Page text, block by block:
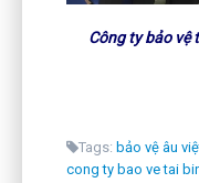
Công ty bảo vệ
Tags: bảo vệ âu
cong ty bao ve tai